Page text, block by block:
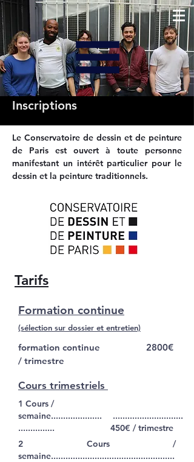
Inscriptions
Le Conservatoire de dessin et de peinture
de Paris est ouvert à toute personne
manifestant un intérêt particulier pour le
dessin et la peinture traditionnels.
Tarifs
Formation continue
(sélection sur dossier et entretien)
formation continue
2800€
/ trimestre
Cours trimestriels
1 Cours /
semaine.....................
...............
.............................
450€ / trimestre
2 Cours /
semaine...................................................